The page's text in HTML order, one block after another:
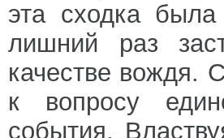
эта сходка
лишний раз
качестве вождя.
к вопросу
события.